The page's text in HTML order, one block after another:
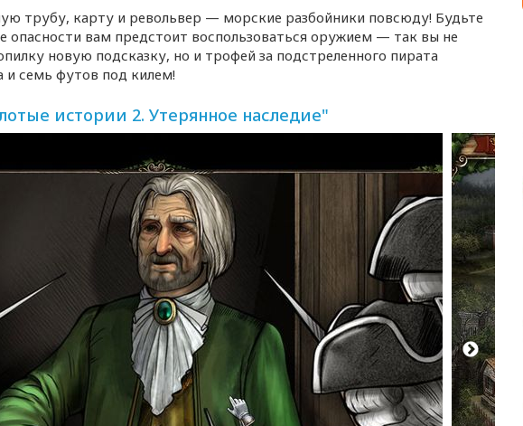
трубу, карту и револьвер — морские разбойники повсюду! Будьте
опасности вам предстоит воспользоваться оружием — так вы не
новую подсказку, но и трофей за подстреленного пирата
и семь футов под килем!
истории 2. Утерянное наследие"